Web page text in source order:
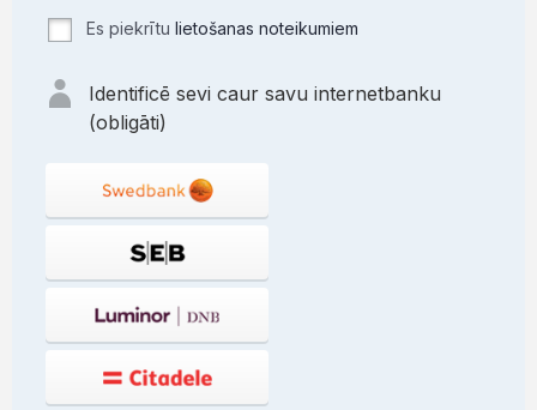
Es piekrītu lietošanas noteikumiem
Identificē sevi caur savu internetbanku
(obligāti)